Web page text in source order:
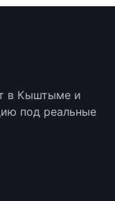
в Кыштыме и
под реальные